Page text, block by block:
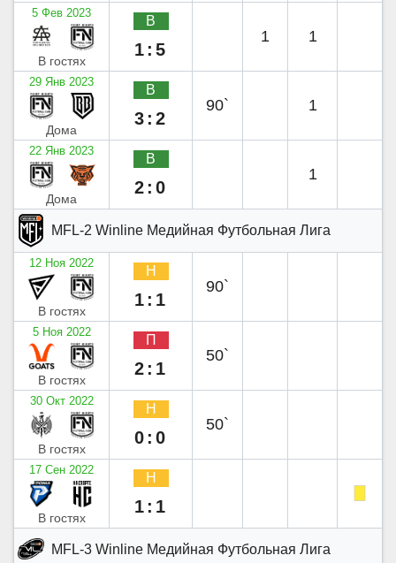
5 Фев 2023
В гостях
В
1:5
1 1
29 Янв 2023
Дома
В
3:2
90` 1
22 Янв 2023
Дома
В
2:0
1
MFL-2 Winline Медийная Футбольная Лига
12 Ноя 2022
В гостях
Н
1:1
90`
5 Ноя 2022
В гостях
П
2:1
50`
30 Окт 2022
В гостях
Н
0:0
50`
17 Сен 2022
В гостях
Н
1:1
MFL-3 Winline Медийная Футбольная Лига